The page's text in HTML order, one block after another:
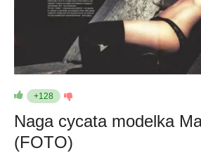
+128
Naga cycata modelka
(FOTO)